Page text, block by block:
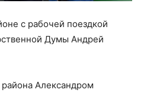
с рабочей поездкой
Думы Андрей
Александром